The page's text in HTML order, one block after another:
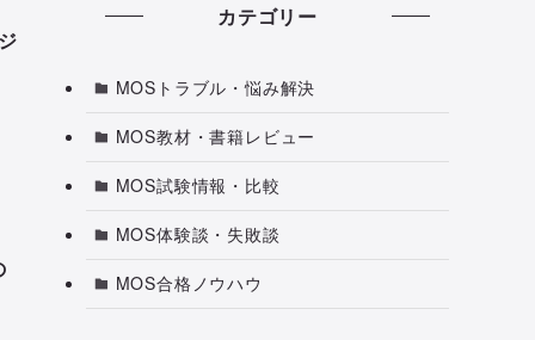
カテゴリー
MOSトラブル・悩み解決
MOS教材・書籍レビュー
MOS試験情報・比較
MOS体験談・失敗談
MOS合格ノウハウ